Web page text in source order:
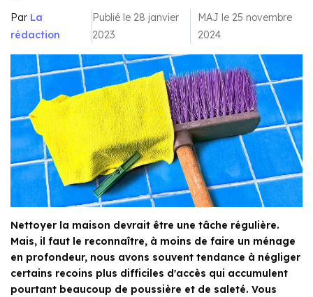
Par La
rédaction
Publié le 28 janvier
2023
MAJ le 25 novembre
2024
Nettoyer la maison devrait être une tâche régulière.
Mais, il faut le reconnaître, à moins de faire un ménage
en profondeur, nous avons souvent tendance à négliger
certains recoins plus difficiles d'accès qui accumulent
pourtant beaucoup de poussière et de saleté. Vous